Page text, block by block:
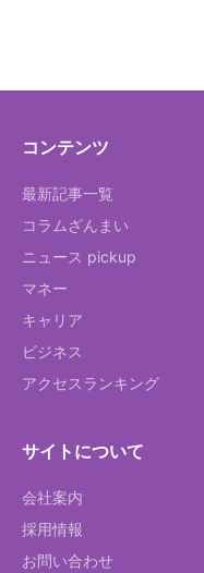
コンテンツ
最新記事一覧
コラムざんまい
ニュース pickup
マネー
キャリア
ビジネス
アクセスランキング
サイトについて
会社案内
採用情報
お問い合わせ